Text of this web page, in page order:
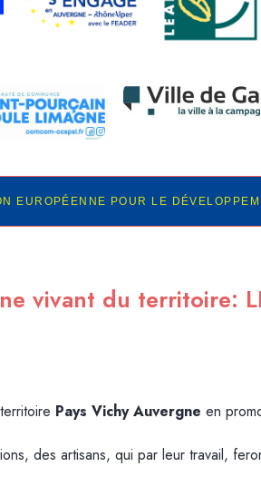
EUROPÉENNE POUR LE
vivant du territoire:
Pays Vichy Auvergne en
des artisans, qui par leur travail,